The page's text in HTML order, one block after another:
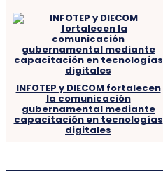
INFOTEP y DIECOM fortalecen
la comunicación
gubernamental mediante
capacitación en tecnologías
digitales